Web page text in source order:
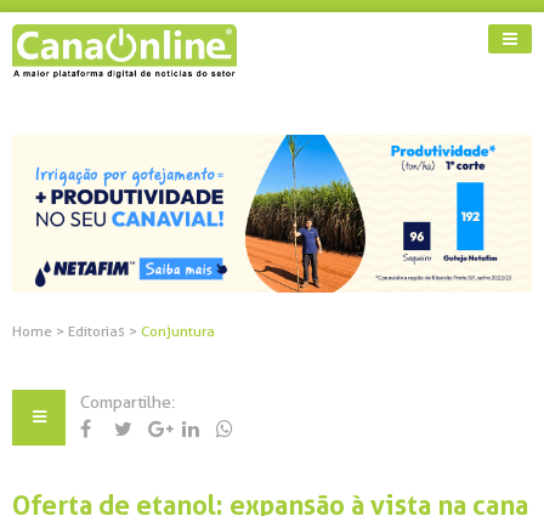
Home > Editorias > Conjuntura
Compartilhe:
Oferta de etanol: expansão à vista na cana